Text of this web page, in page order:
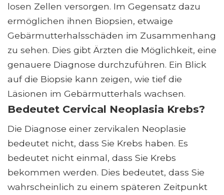
losen Zellen versorgen. Im Gegensatz dazu
ermöglichen ihnen Biopsien, etwaige
Gebärmutterhalsschäden im Zusammenhang
zu sehen. Dies gibt Ärzten die Möglichkeit, eine
genauere Diagnose durchzuführen. Ein Blick
auf die Biopsie kann zeigen, wie tief die
Läsionen im Gebärmutterhals wachsen.
Bedeutet Cervical Neoplasia Krebs?
Die Diagnose einer zervikalen Neoplasie
bedeutet nicht, dass Sie Krebs haben. Es
bedeutet nicht einmal, dass Sie Krebs
bekommen werden. Dies bedeutet, dass Sie
wahrscheinlich zu einem späteren Zeitpunkt